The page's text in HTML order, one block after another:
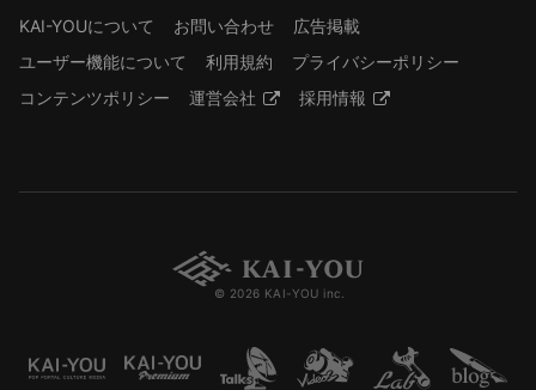
KAI-YOUについて
お問い合わせ
広告掲載
ユーザー機能について
利用規約
プライバシーポリシー
コンテンツポリシー
運営会社 採用情報
© 2026 KAI-YOU inc.